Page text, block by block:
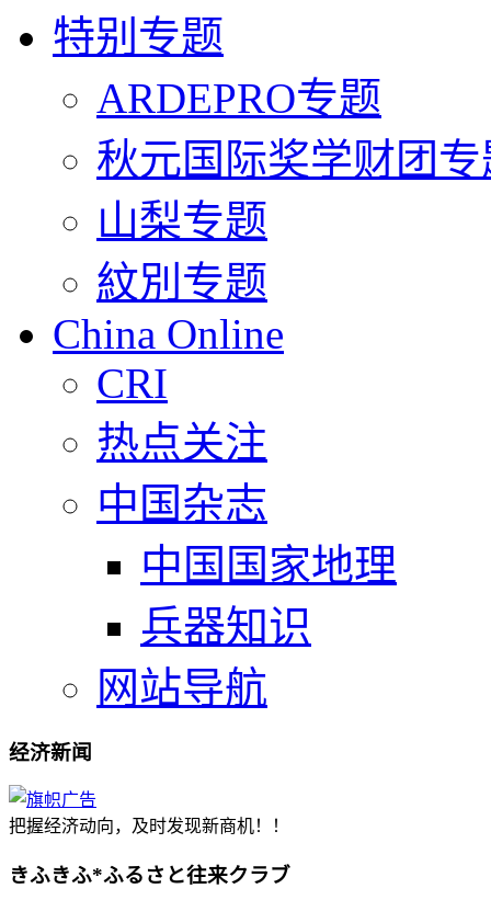
特别专题
ARDEPRO专题
秋元国际奖学财团专
山梨专题
紋別专题
China Online
CRI
热点关注
中国杂志
中国国家地理
兵器知识
网站导航
经济新闻
把握经济动向，及时发现新商机！！
きふきふ*ふるさと往来クラブ